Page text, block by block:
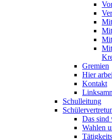
Gremien
Hier
Kontakt
Schulleitung
Das sind
Wahlen